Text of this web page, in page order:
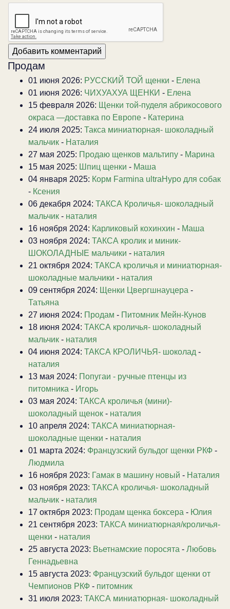
Продам
01 июня 2026: РУССКИЙ ТОЙ щенки - Елена
01 июня 2026: ЧИХУАХУА ЩЕНКИ - Елена
15 февраля 2026: Щенки той-пуделя абрикосового
окраса —доставка по Европе - Катерина
24 июля 2025: Такса миниатюрная- шоколадный
мальчик - Наталия
27 мая 2025: Продаю щенков мальтипу - Марина
15 мая 2025: Шпиц щенки - Маша
04 января 2025: Корм Farmina ultraHypo для собак
- Ксения
06 декабря 2024: ТАКСА Кроличья- шоколадный
мальчик - наталия
16 ноября 2024: Карликовый кохинхин - Маша
03 ноября 2024: ТАКСА кролик и миник-
ШОКОЛАДНЫЕ мальчики - наталия
21 октября 2024: ТАКСА кроличья и миниатюрная-
шоколадные мальчики - наталия
09 сентября 2024: Щенки Цвергшнауцера -
Татьяна
27 июня 2024: Продам - Питомник Мейн-Кунов
18 июня 2024: ТАКСА кроличья- шоколадный
мальчик - наталия
04 июня 2024: ТАКСА КРОЛИЧЬЯ- шоколад -
наталия
13 мая 2024: Попугаи - ручные птенцы из
питомника - Игорь
03 мая 2024: ТАКСА кроличья (мини)-
шоколадный щенок - наталия
10 апреля 2024: ТАКСА миниатюрная-
шоколадные щенки - наталия
01 марта 2024: Французский бульдог щенки РКФ -
Людмила
16 ноября 2023: Гамак в машину новый - Наталия
03 ноября 2023: ТАКСА кроличья- шоколадный
мальчик - наталия
17 октября 2023: Продам щенка боксера - Юлия
21 сентября 2023: ТАКСА миниатюрная/кроличья-
щенки - наталия
25 августа 2023: Вьетнамские поросята - Любовь
Геннадьевна
15 августа 2023: Французский бульдог щенки от
Чемпионов РКФ - питомник
31 июля 2023: ТАКСА миниатюрная- шоколадный